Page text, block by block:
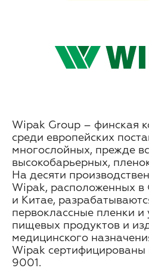
Wipak Group – финская
среди европейских
многослойных, прежде
высокобарьерных,
На десяти
Wipak, расположенных
и Китае,
первоклассные пленки и
пищевых продуктов и
медицинского
Wipak сертифицированы
9001.